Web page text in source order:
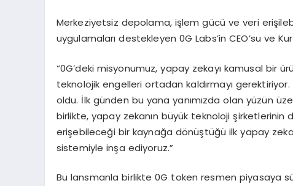
Merkeziyetsiz depolama, işlem gücü ve veri
uygulamaları destekleyen 0G Labs’in CEO’su ve
“0G’deki misyonumuz, yapay zekayı kamusal bir
teknolojik engelleri ortadan kaldırmayı
oldu. İlk günden bu yana yanımızda olan yüzün
birlikte, yapay zekanın büyük teknoloji şirketlerinin
erişebileceği bir kaynağa dönüştüğü ilk yapay
sistemiyle inşa ediyoruz.”
Bu lansmanla birlikte 0G token resmen piyasaya